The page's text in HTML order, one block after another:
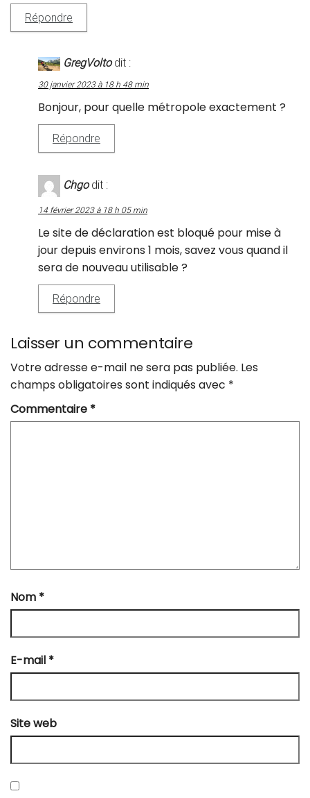
Répondre
GregVolto dit :
30 janvier 2023 à 18 h 48 min
Bonjour, pour quelle métropole exactement ?
Répondre
Chgo dit :
14 février 2023 à 18 h 05 min
Le site de déclaration est bloqué pour mise à
jour depuis environs 1 mois, savez vous quand il
sera de nouveau utilisable ?
Répondre
Laisser un commentaire
Votre adresse e-mail ne sera pas publiée. Les
champs obligatoires sont indiqués avec *
Commentaire *
Nom *
E-mail *
Site web